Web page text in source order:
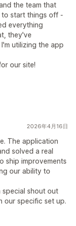
the team that
start things off -
everything
they've
utilizing the app
our site!
2026年4月16日
The application
solved a real
ship improvements
our ability to
special shout out
our specific set up.